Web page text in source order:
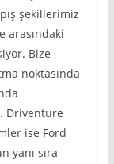
şekillerimiz
arasındaki
Bize
noktasında
Driventure
ise Ford
yanı sıra